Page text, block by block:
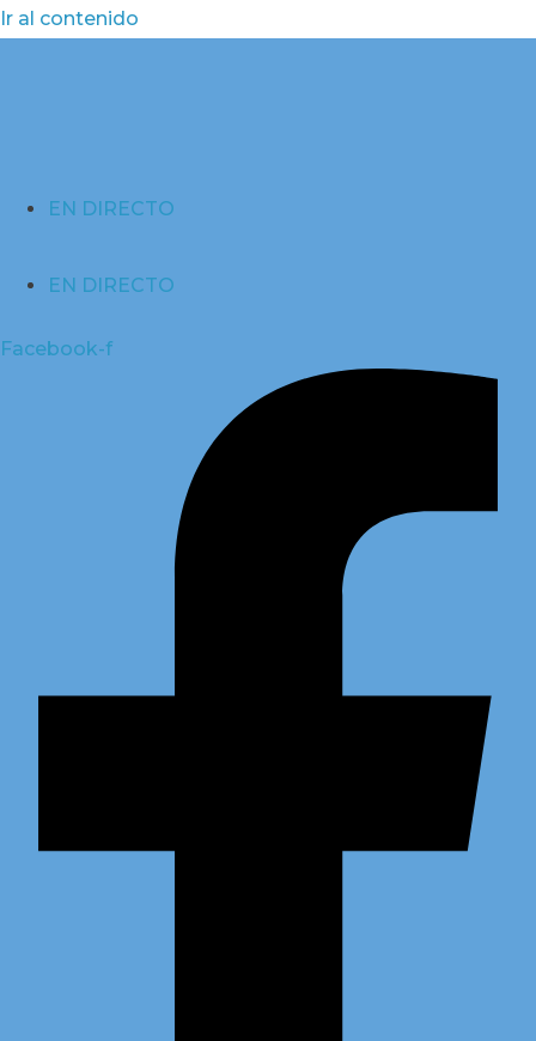
Ir al contenido
EN DIRECTO
EN DIRECTO
Facebook-f